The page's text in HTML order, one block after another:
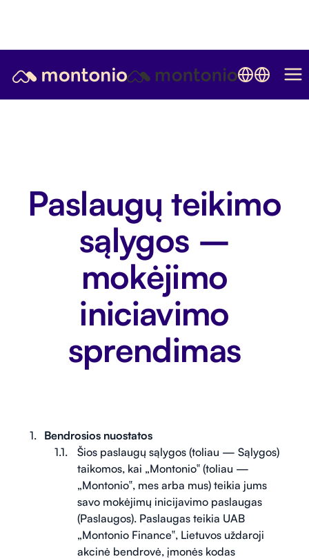
Paslaugų teikimo
sąlygos –
mokėjimo
iniciavimo
sprendimas
Bendrosios nuostatos
Šios paslaugų sąlygos (toliau — Sąlygos)
taikomos, kai „Montonio‟ (toliau —
„Montonio‟, mes arba mus) teikia jums
savo mokėjimų inicijavimo paslaugas
(Paslaugos). Paslaugas teikia UAB
„Montonio Finance‟, Lietuvos uždaroji
akcinė bendrovė, įmonės kodas